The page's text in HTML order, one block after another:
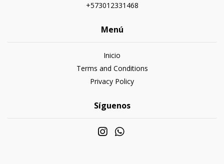
+573012331468
Menú
Inicio
Terms and Conditions
Privacy Policy
Síguenos